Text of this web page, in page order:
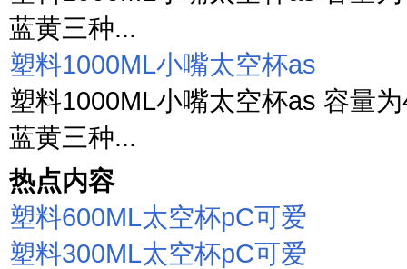
蓝黄三种...
塑料1000ML小嘴太空杯as
塑料1000ML小嘴太空杯as 容量
蓝黄三种...
热点内容
塑料600ML太空杯pC可爱
塑料300ML太空杯pC可爱